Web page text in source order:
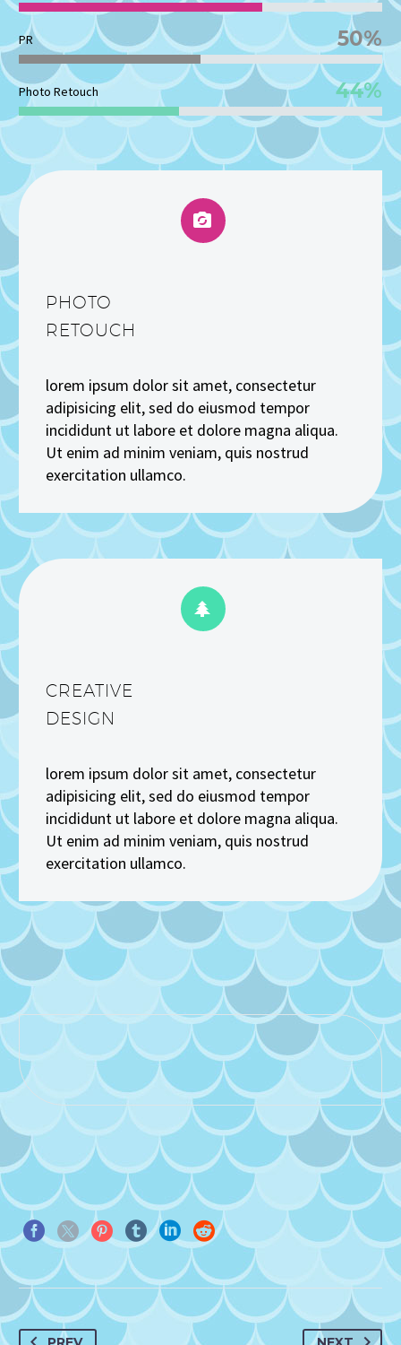
PR 50%
Photo Retouch 44%


PHOTO
RETOUCH
lorem ipsum dolor sit amet, consectetur
adipisicing elit, sed do eiusmod tempor
incididunt ut labore et dolore magna aliqua.
Ut enim ad minim veniam, quis nostrud
exercitation ullamco.


CREATIVE
DESIGN
lorem ipsum dolor sit amet, consectetur
adipisicing elit, sed do eiusmod tempor
incididunt ut labore et dolore magna aliqua.
Ut enim ad minim veniam, quis nostrud
exercitation ullamco.